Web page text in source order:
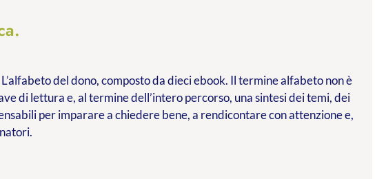
del dono, composto da dieci ebook. Il termine alfabeto non è
di lettura e, al termine dell’intero percorso, una sintesi dei temi, dei
per imparare a chiedere bene, a rendicontare con attenzione e,